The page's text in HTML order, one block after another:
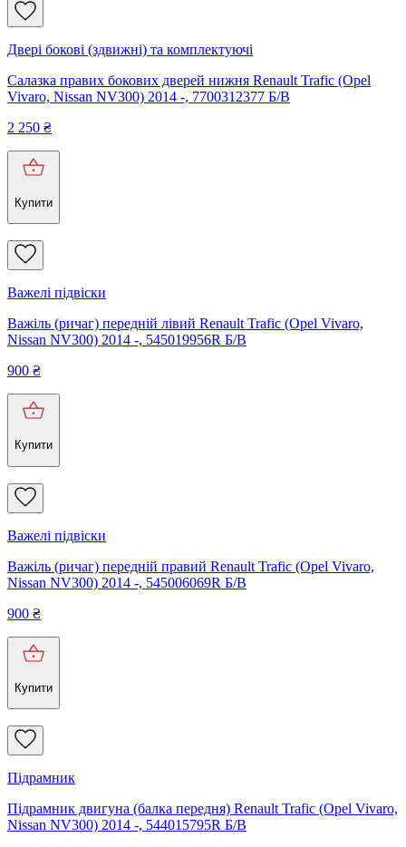
Двері бокові (здвижні) та комплектуючі
Салазка правих бокових дверей нижня Renault Trafic (Opel
Vivaro, Nissan NV300) 2014 -, 7700312377 Б/В
2 250 ₴
Купити
Важелі підвіски
Важіль (ричаг) передній лівий Renault Trafic (Opel Vivaro,
Nissan NV300) 2014 -, 545019956R Б/В
900 ₴
Купити
Важелі підвіски
Важіль (ричаг) передній правий Renault Trafic (Opel Vivaro,
Nissan NV300) 2014 -, 545006069R Б/В
900 ₴
Купити
Підрамник
Підрамник двигуна (балка передня) Renault Trafic (Opel Vivaro,
Nissan NV300) 2014 -, 544015795R Б/В